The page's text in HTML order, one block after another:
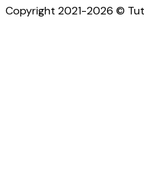
Copyright 2021-2026 ©